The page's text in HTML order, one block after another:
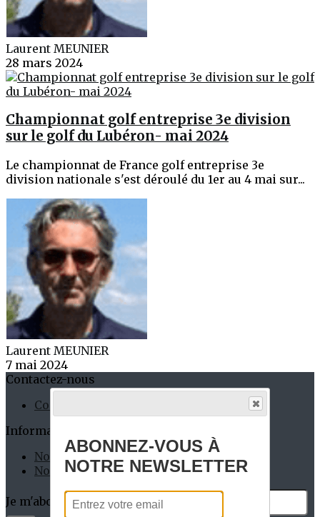
Laurent MEUNIER
28 mars 2024
Championnat golf entreprise 3e division
sur le golf du Lubéron- mai 2024
Le championnat de France golf entreprise 3e
division nationale s'est déroulé du 1er au 4 mai sur...
Laurent MEUNIER
7 mai 2024
Contactez-nous
Contact
Informations Pratiques
Nos Permanents
Nos Partenaires
Je m'abonne à la newsletter
ABONNEZ-VOUS À
NOTRE NEWSLETTER